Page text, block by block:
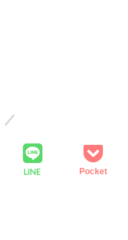
LINE Pocket